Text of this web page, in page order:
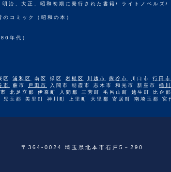
、大正、昭和初期に発行された書籍/ ライトノベルズ/
コミック（昭和の本）
年代）
区 浦和区 南区 緑区 岩槻区 川越市 熊谷市 川口市 行田市
市
蕨市 戸田市 入間市 朝霞市 志木市 和光市 新座市 桶
北足立郡 伊奈町 入間郡 三芳町 毛呂山町 越生町 比企
玉郡 美里町 神川町 上里町 大里郡 寄居町 南埼玉郡 宮
〒364-0024 埼玉県北本市石戸5－290